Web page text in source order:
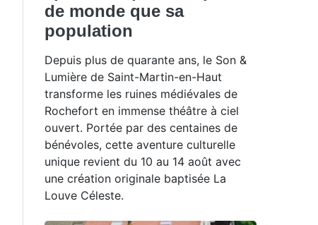
de monde que sa
population
Depuis plus de quarante ans, le Son &
Lumière de Saint-Martin-en-Haut
transforme les ruines médiévales de
Rochefort en immense théâtre à ciel
ouvert. Portée par des centaines de
bénévoles, cette aventure culturelle
unique revient du 10 au 14 août avec
une création originale baptisée La
Louve Céleste.